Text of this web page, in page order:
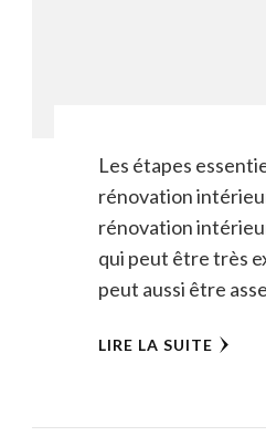
Les étapes
rénovation
rénovation
qui peut être très
peut aussi être
LIRE LA SUITE